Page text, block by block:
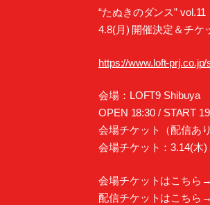
“たぬきのダンス” vol.11
4.8(月) 開催決定＆チケ
https://www.loft-
会場：LOFT9 Shibuya
OPEN 18:30 / START
会場チケット（配信あ
会場チケット：3.14(木)
会場チケットはこちら→
配信チケットはこちら→